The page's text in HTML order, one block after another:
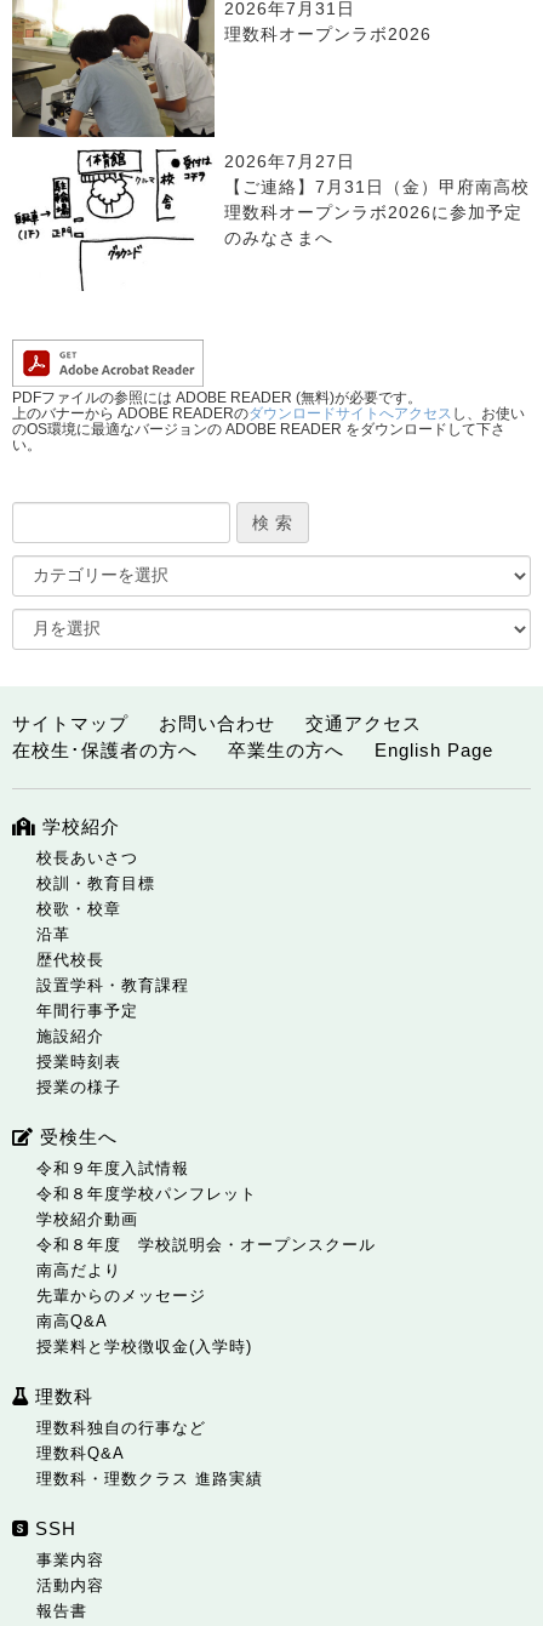
2026年7月31日
理数科オープンラボ2026
2026年7月27日
【ご連絡】7月31日（金）甲府南高校
理数科オープンラボ2026に参加予定
のみなさまへ
PDFファイルの参照には ADOBE READER (無料)が必要です。
上のバナーから ADOBE READERのダウンロードサイトへアクセス し、お使い
のOS環境に最適なバージョンの ADOBE READER をダウンロードして下さ
い。
サイトマップ お問い合わせ
交通アクセス
在校生･保護者の方へ
卒業生の方へ English Page
学校紹介
校長あいさつ
校訓・教育目標
校歌・校章
沿革
歴代校長
設置学科・教育課程
年間行事予定
施設紹介
授業時刻表
授業の様子
受検生へ
令和９年度入試情報
令和８年度学校パンフレット
学校紹介動画
令和８年度 学校説明会・オープンスクール
南高だより
先輩からのメッセージ
南高Q&A
授業料と学校徴収金(入学時)
理数科
理数科独自の行事など
理数科Q&A
理数科・理数クラス 進路実績
SSH
事業内容
活動内容
報告書